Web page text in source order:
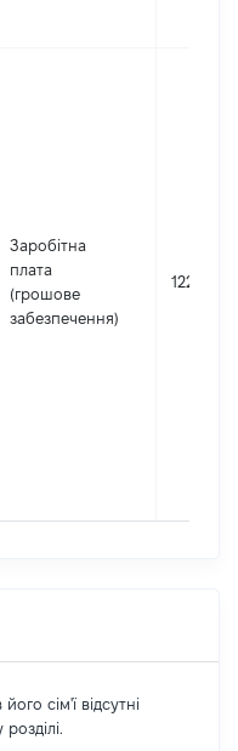
Заробітна
плата
(грошове
забезпечення)
122000
сім'ї відсутні